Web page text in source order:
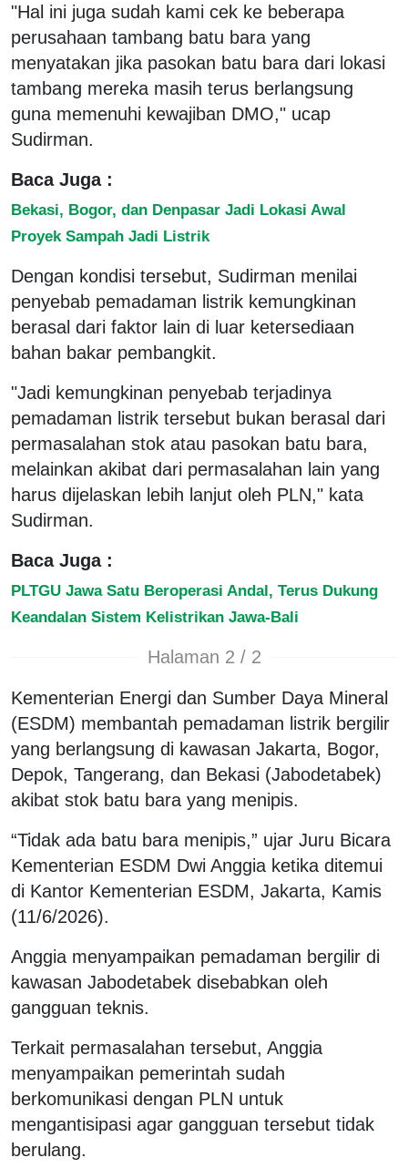
"Hal ini juga sudah kami cek ke beberapa
perusahaan tambang batu bara yang
menyatakan jika pasokan batu bara dari lokasi
tambang mereka masih terus berlangsung
guna memenuhi kewajiban DMO," ucap
Sudirman.
Baca Juga :
Bekasi, Bogor, dan Denpasar Jadi Lokasi Awal
Proyek Sampah Jadi Listrik
Dengan kondisi tersebut, Sudirman menilai
penyebab pemadaman listrik kemungkinan
berasal dari faktor lain di luar ketersediaan
bahan bakar pembangkit.
"Jadi kemungkinan penyebab terjadinya
pemadaman listrik tersebut bukan berasal dari
permasalahan stok atau pasokan batu bara,
melainkan akibat dari permasalahan lain yang
harus dijelaskan lebih lanjut oleh PLN," kata
Sudirman.
Baca Juga :
PLTGU Jawa Satu Beroperasi Andal, Terus Dukung
Keandalan Sistem Kelistrikan Jawa-Bali
Halaman 2 / 2
Kementerian Energi dan Sumber Daya Mineral
(ESDM) membantah pemadaman listrik bergilir
yang berlangsung di kawasan Jakarta, Bogor,
Depok, Tangerang, dan Bekasi (Jabodetabek)
akibat stok batu bara yang menipis.
“Tidak ada batu bara menipis,” ujar Juru Bicara
Kementerian ESDM Dwi Anggia ketika ditemui
di Kantor Kementerian ESDM, Jakarta, Kamis
(11/6/2026).
Anggia menyampaikan pemadaman bergilir di
kawasan Jabodetabek disebabkan oleh
gangguan teknis.
Terkait permasalahan tersebut, Anggia
menyampaikan pemerintah sudah
berkomunikasi dengan PLN untuk
mengantisipasi agar gangguan tersebut tidak
berulang.